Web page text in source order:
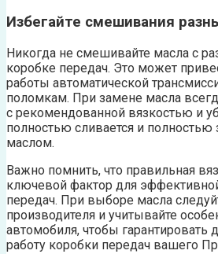
Избегайте смешивания
Никогда не смешивайте масла с
коробке передач. Это может
работы автоматической
поломкам. При замене масла
с рекомендованной вязкостью и
полностью сливается и
маслом.
Важно помнить, что правильная
ключевой фактор для
передач. При выборе масла
производителя и учитывайте
автомобиля, чтобы
работу коробки передач вашего